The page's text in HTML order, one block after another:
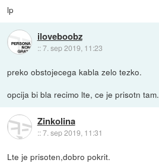
lp
iloveboobz
::7. sep 2019, 11:23
preko obstojecega kabla zelo tezko.
opcija bi bla recimo lte, ce je prisotn tam.
Zinkolina
::7. sep 2019, 11:31
Lte je prisoten,dobro pokrit.